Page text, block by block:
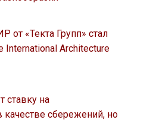
от «Текта Групп» стал
International Architecture
ставку на
сбережений, но